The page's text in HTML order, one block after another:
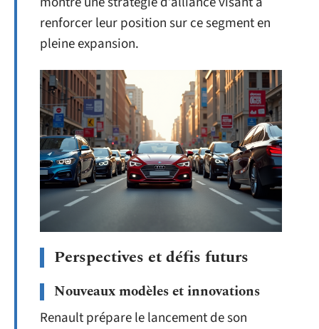
renforcer leur position sur ce segment en
pleine expansion.
Perspectives et défis futurs
Nouveaux modèles et innovations
Renault prépare le lancement de son